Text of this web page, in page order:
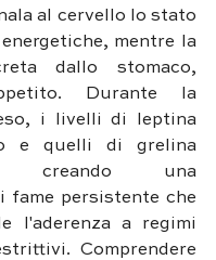
al cervello lo stato
mentre la
dallo stomaco,
Durante la
i livelli di leptina
e quelli di grelina
creando una
fame persistente che
l'aderenza a regimi
Comprendere